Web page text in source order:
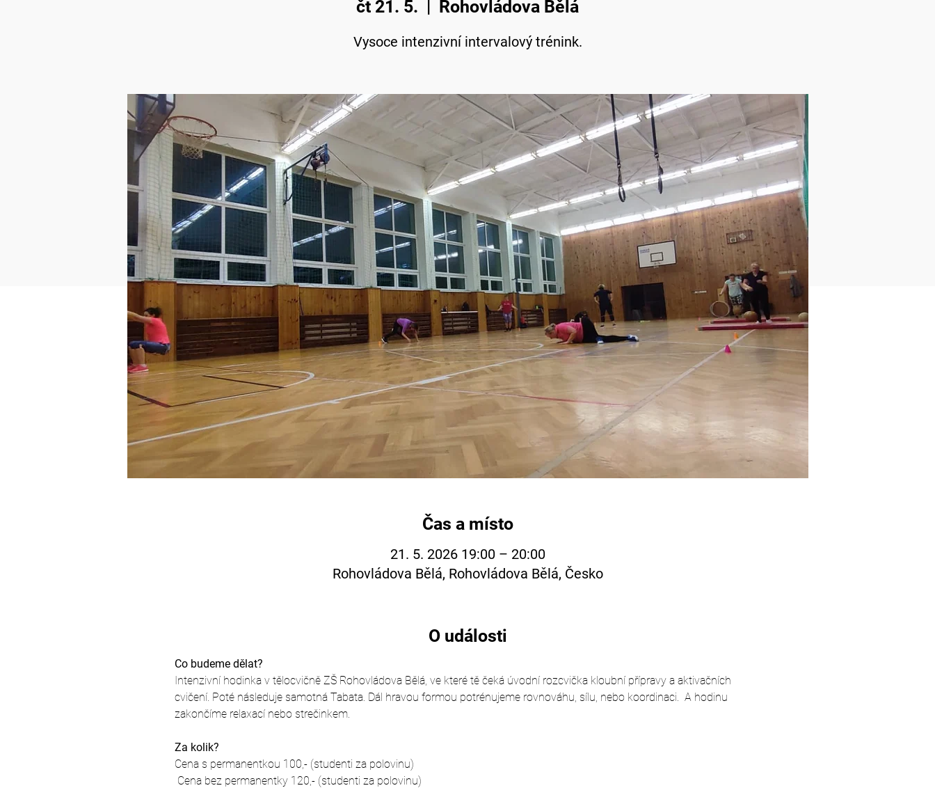
čt 21. 5. Rohovládova Bělá
Vysoce intenzivní intervalový trénink.
Čas a místo
21. 5. 2026 19:00 – 20:00
Rohovládova Bělá, Rohovládova Bělá, Česko
O události
Co budeme dělat?
Intenzivní hodinka v tělocvičně ZŠ Rohovládova Bělá, ve které tě čeká úvodní rozcvička kloubní přípravy a aktivačních
cvičení. Poté následuje samotná Tabata. Dál hravou formou potrénujeme rovnováhu, sílu, nebo koordinaci.  A hodinu
zakončíme relaxací nebo strečinkem.
Za kolik?
Cena s permanentkou 100,- (studenti za polovinu)
Cena bez permanentky 120,- (studenti za polovinu)